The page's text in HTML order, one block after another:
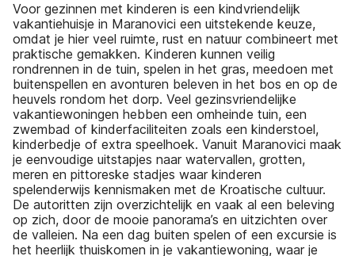
Voor gezinnen met kinderen is een kindvriendelijk
vakantiehuisje in Maranovici een uitstekende keuze,
omdat je hier veel ruimte, rust en natuur combineert met
praktische gemakken. Kinderen kunnen veilig
rondrennen in de tuin, spelen in het gras, meedoen met
buitenspellen en avonturen beleven in het bos en op de
heuvels rondom het dorp. Veel gezinsvriendelijke
vakantiewoningen hebben een omheinde tuin, een
zwembad of kinderfaciliteiten zoals een kinderstoel,
kinderbedje of extra speelhoek. Vanuit Maranovici maak
je eenvoudige uitstapjes naar watervallen, grotten,
meren en pittoreske stadjes waar kinderen
spelenderwijs kennismaken met de Kroatische cultuur.
De autoritten zijn overzichtelijk en vaak al een beleving
op zich, door de mooie panorama’s en uitzichten over
de valleien. Na een dag buiten spelen of een excursie is
het heerlijk thuiskomen in je vakantiewoning, waar je